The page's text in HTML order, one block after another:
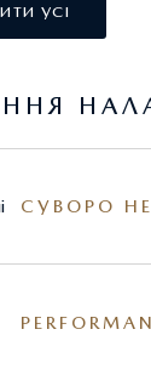
на
УСІ
СУВОРО